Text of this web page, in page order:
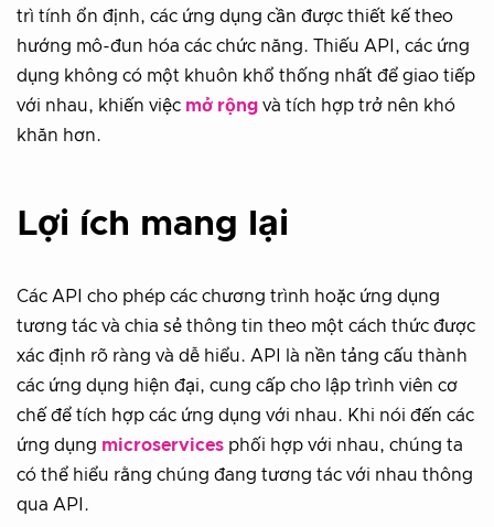
trì tính ổn định, các ứng dụng cần được thiết kế theo
hướng mô-đun hóa các chức năng. Thiếu API, các ứng
dụng không có một khuôn khổ thống nhất để giao tiếp
với nhau, khiến việc mở rộng và tích hợp trở nên khó
khăn hơn.
Lợi ích mang lại
Các API cho phép các chương trình hoặc ứng dụng
tương tác và chia sẻ thông tin theo một cách thức được
xác định rõ ràng và dễ hiểu. API là nền tảng cấu thành
các ứng dụng hiện đại, cung cấp cho lập trình viên cơ
chế để tích hợp các ứng dụng với nhau. Khi nói đến các
ứng dụng microservices phối hợp với nhau, chúng ta
có thể hiểu rằng chúng đang tương tác với nhau thông
qua API.